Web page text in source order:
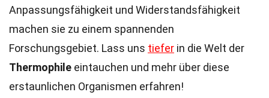
Anpassungsfähigkeit und Widerstandsfähigkeit
machen sie zu einem spannenden
Forschungsgebiet. Lass uns tiefer in die Welt der
Thermophile eintauchen und mehr über diese
erstaunlichen Organismen erfahren!